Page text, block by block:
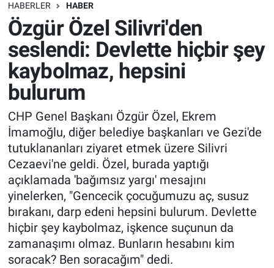
HABERLER HABER
Özgür Özel Silivri'den
seslendi: Devlette hiçbir şey
kaybolmaz, hepsini
bulurum
CHP Genel Başkanı Özgür Özel, Ekrem
İmamoğlu, diğer belediye başkanları ve Gezi'de
tutuklananları ziyaret etmek üzere Silivri
Cezaevi'ne geldi. Özel, burada yaptığı
açıklamada 'bağımsız yargı' mesajını
yinelerken, "Gencecik çocuğumuzu aç, susuz
bırakanı, darp edeni hepsini bulurum. Devlette
hiçbir şey kaybolmaz, işkence suçunun da
zamanaşımı olmaz. Bunların hesabını kim
soracak? Ben soracağım" dedi.
Bilim turu
Bilim ve Teknoloji Evreni
Doğa Konuşuyor
Dünya
Ege Saati
Ege'den Esintiler
Eğitim
Eğlence
Ekonomi
Dünya
Teknoloji
Sağlık
Spor
Yayın Akışı
İletişim
Trafik Durumu
Süper Lig Puan Durumu ve Fikstür
Tüm Manşetler
Son Dakika Haberleri
Haber Arşivi